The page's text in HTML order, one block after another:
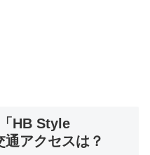
HB Style
アクセスは？